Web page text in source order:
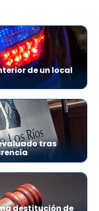
de un local
evaluado tras
destitución de